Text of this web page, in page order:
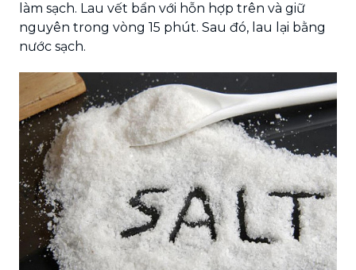
làm sạch. Lau vết bẩn với hỗn hợp trên và giữ
nguyên trong vòng 15 phút. Sau đó, lau lại bằng
nước sạch.